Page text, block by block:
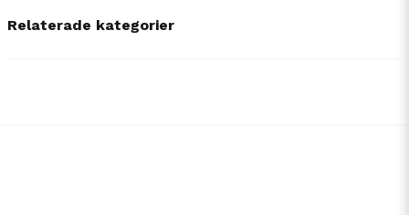
Relaterade kategorier